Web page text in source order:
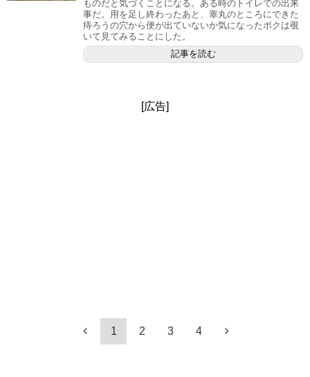
ものだと気づくことになる。ある時のトイレでの出来
事だ。用を足し終わったあと、睾丸のところにできた
痔ろうの穴から便が出ていないか気になったボクは覗
いて見てみることにした。
記事を読む
[広告]
1 2 3 4